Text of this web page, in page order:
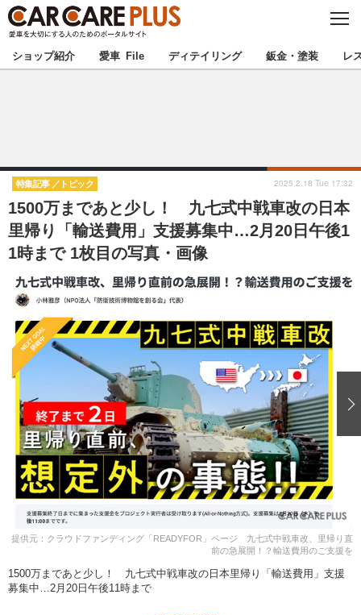
C
S
E
★カーケアプラス認定★ 厳選プロショップを地域から探す
甲信越 北陸
東海 関西
中国
九州
注目の記事
ショップレポート 愛車 File
自動車豆知識 ストップ！不具合修理＆粗悪修理
鈑金・塗装
ディテイリング
ディテイリング 洗車
ヘッドライト磨き コーティング
フィルム・ラッピング
鈑金・塗装
小キズ直し 防錆
特集記事
ストップ 不具合修理＆粗悪修理
カーメーカー「旧車」関連プロジェ
クト
コラム
ショップ紹介
ショップレポート プロショップ検索
レストア
カーメーカー「旧車」関連プロジ
コラム
インタビュー
イベント
イベント告知 イベントレポート
ショップ紹介 愛車 File ディテイリング 鈑金・塗装 レ
1500万まであと少し！ 九七式中戦車改の日本
里帰り「輸送費用」支援募集中…2月20日午後1
1時まで 1枚目の写真・画像
特集記事 トピック 2025.2.18 Tue 17:32
提供元：クラウドファンディング「READYFOR」ページ 九七式中戦車改、里帰り直
前の急展開！？輸送費用のご支援を
1500万まであと少し！ 九七式中戦車改の日本里帰り「輸送費用」支援
募集中…2月20日午後11時まで